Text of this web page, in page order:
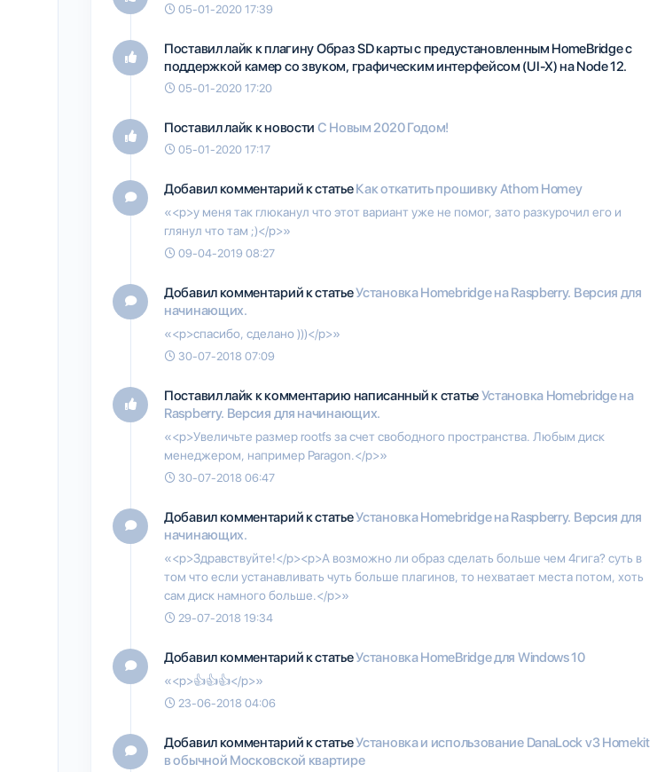
05-01-2020 17:39
Поставил лайк к плагинуОбраз SD карты с предустановленным HomeBridge с
поддержкой камер со звуком, графическим интерфейсом (UI-X) на Node 12.
05-01-2020 17:20
Поставил лайк к новости С Новым 2020 Годом!
05-01-2020 17:17
Добавил комментарий к статьеКак откатить прошивку Athom Homey
«<p>у меня так глюканул что этот вариант уже не помог, зато разкурочил его и
глянул что там ;)</p>»
09-04-2019 08:27
Добавил комментарий к статьеУстановка Homebridge на Raspberry. Версия для
начинающих.
«<p>спасибо, сделано )))</p>»
30-07-2018 07:09
Поставил лайк к комментарию написанный к статьеУстановка Homebridge на
Raspberry. Версия для начинающих.
«<p>Увеличьте размер rootfs за счет свободного пространства. Любым диск
менеджером, например Paragon.</p>»
30-07-2018 06:47
Добавил комментарий к статьеУстановка Homebridge на Raspberry. Версия для
начинающих.
«<p>Здравствуйте!</p><p>А возможно ли образ сделать больше чем 4гига? суть в
том что если устанавливать чуть больше плагинов, то нехватает места потом, хоть
сам диск намного больше.</p>»
29-07-2018 19:34
Добавил комментарий к статьеУстановка HomeBridge для Windows 10
«<p>👍👍👍</p>»
23-06-2018 04:06
Добавил комментарий к статьеУстановка и использование DanaLock v3 Homekit
в обычной Московской квартире